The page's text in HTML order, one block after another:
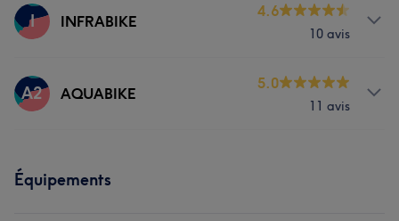
Prestations
I INFRABIKE
4.6
10 avis
Prestations
A2 AQUABIKE
5.0
11 avis
Équipements